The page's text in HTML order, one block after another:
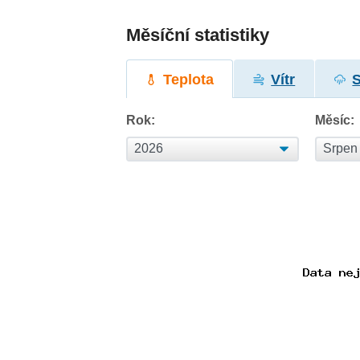
Měsíční statistiky
Teplota Vítr
Rok: Měsíc: